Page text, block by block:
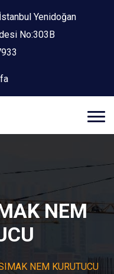
Yenidoğan
No:303B
NEM
NEM KURUTUCU